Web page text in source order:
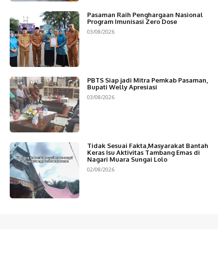
Pasaman Raih Penghargaan Nasional
Program Imunisasi Zero Dose
03/08/2026
PBTS Siap jadi Mitra Pemkab Pasaman,
Bupati Welly Apresiasi
03/08/2026
Tidak Sesuai Fakta,Masyarakat Bantah
Keras Isu Aktivitas Tambang Emas di
Nagari Muara Sungai Lolo
02/08/2026